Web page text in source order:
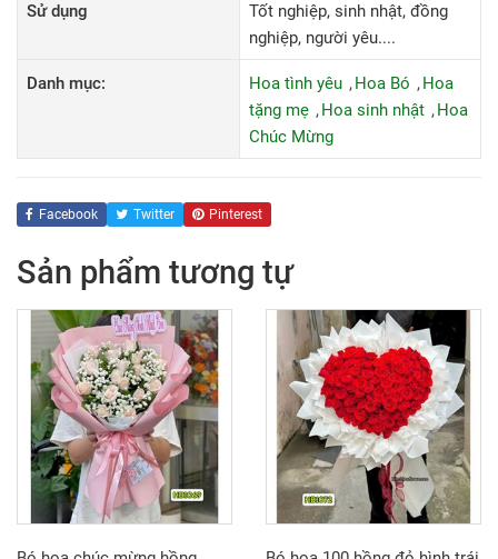
Sử dụng
Tốt nghiệp, sinh nhật, đồng
nghiệp, người yêu....
Danh mục: Hoa tình yêu Hoa Bó
Hoa
tặng mẹ
Hoa sinh nhật
Hoa
Chúc Mừng
Facebook Twitter Pinterest
Sản phẩm tương tự